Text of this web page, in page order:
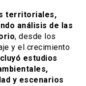
territoriales,
análisis de las
, desde los
y el crecimiento
estudios
y escenarios